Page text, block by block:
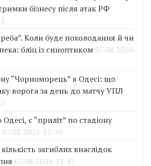
бізнесу після атак РФ
Коли буде похолодання й чи
бліц із синоптиком 07.08.2026
“Чорноморець” в Одесі: що
ворога за день до матчу УПЛ
є “приліт” по стадіону
07.08.2026 15:39
загиблих внаслідок
07.08.2026 12:43